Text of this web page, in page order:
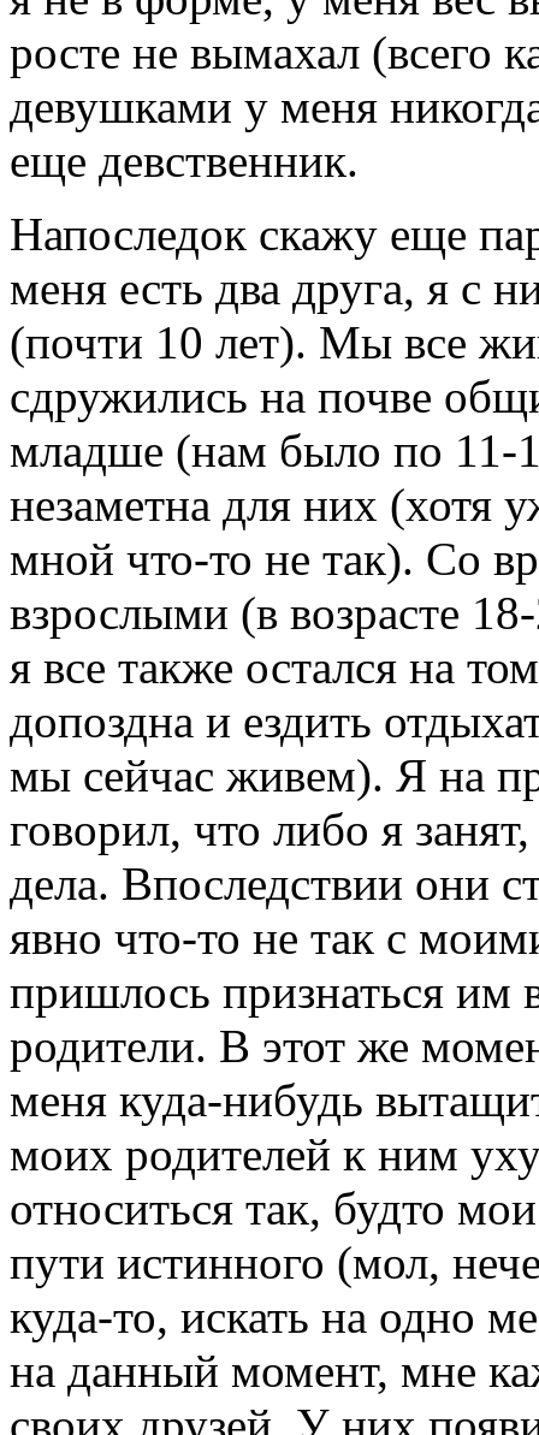
росте не вымахал (всего
девушками у меня
еще девственник.
Напоследок скажу еще
меня есть два друга, я с
(почти 10 лет). Мы все
сдружились на почве
младше (нам было по 11-
незаметна для них (хотя
мной что-то не так). Со
взрослыми (в возрасте
я все также остался на
допоздна и ездить
мы сейчас живем). Я на
говорил, что либо я
дела. Впоследствии они
явно что-то не так с
пришлось признаться им
родители. В этот же
меня куда-нибудь
моих родителей к ним
относиться так, будто
пути истинного (мол,
куда-то, искать на одно
на данный момент, мне
своих друзей. У них